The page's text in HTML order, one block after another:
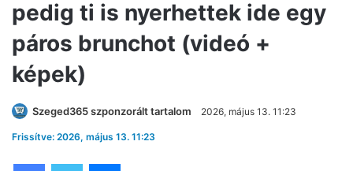
pedig ti is nyerhettek ide egy
páros brunchot (videó +
képek)
Szeged365 szponzorált tartalom 2026, május 13. 11:23
Frissítve: 2026, május 13. 11:23